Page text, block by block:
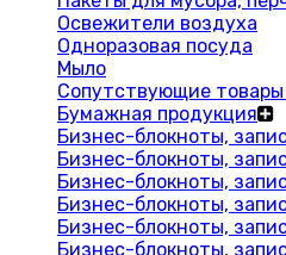
Освежители воздуха
Одноразовая посуда
Мыло
Сопутствующие
Бумажная продукция
Бизнес-блокноты,
Бизнес-блокноты,
Бизнес-блокноты,
Бизнес-блокноты,
Бизнес-блокноты,
Бизнес-блокноты,